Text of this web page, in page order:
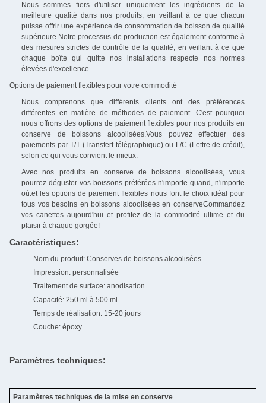
Nous sommes fiers d'utiliser uniquement les ingrédients de la
meilleure qualité dans nos produits, en veillant à ce que chacun
puisse offrir une expérience de consommation de boisson de qualité
supérieure.Notre processus de production est également conforme à
des mesures strictes de contrôle de la qualité, en veillant à ce que
chaque boîte qui quitte nos installations respecte nos normes
élevées d'excellence.
Options de paiement flexibles pour votre commodité
Nous comprenons que différents clients ont des préférences
différentes en matière de méthodes de paiement. C'est pourquoi
nous offrons des options de paiement flexibles pour nos produits en
conserve de boissons alcoolisées.Vous pouvez effectuer des
paiements par T/T (Transfert télégraphique) ou L/C (Lettre de crédit),
selon ce qui vous convient le mieux.
Avec nos produits en conserve de boissons alcoolisées, vous
pourrez déguster vos boissons préférées n'importe quand, n'importe
où.et les options de paiement flexibles nous font le choix idéal pour
tous vos besoins en boissons alcoolisées en conserveCommandez
vos canettes aujourd'hui et profitez de la commodité ultime et du
plaisir à chaque gorgée!
Caractéristiques:
Nom du produit: Conserves de boissons alcoolisées
Impression: personnalisée
Traitement de surface: anodisation
Capacité: 250 ml à 500 ml
Temps de réalisation: 15-20 jours
Couche: époxy
Paramètres techniques:
Paramètres techniques de la mise en conserve